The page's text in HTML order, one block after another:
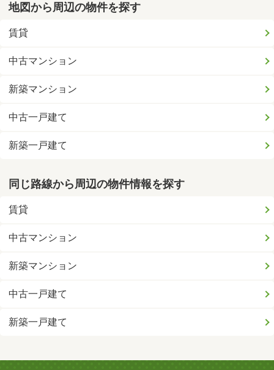
地図から周辺の物件を探す
賃貸
中古マンション
新築マンション
中古一戸建て
新築一戸建て
同じ路線から周辺の物件情報を探す
賃貸
中古マンション
新築マンション
中古一戸建て
新築一戸建て